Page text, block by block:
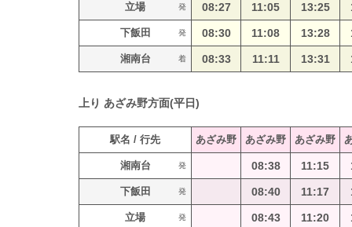
立場 発 08:27 11:05 13:25
下飯田 発 08:30 11:08 13:28
湘南台 着 08:33 11:11 13:31
上り あざみ野方面(平日)
駅名 / 行先 あざみ野 あざみ野 あざみ野
湘南台 発 08:38 11:15
下飯田 発 08:40 11:17
立場 発 08:43 11:20